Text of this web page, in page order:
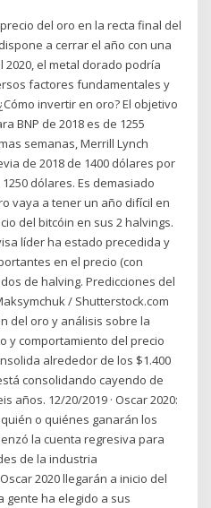
del oro en la recta final del
a cerrar el año con una
2020, el metal dorado podría
factores fundamentales y
invertir en oro? El objetivo
BNP de 2018 es de 1255
semanas, Merrill Lynch
de 2018 de 1400 dólares por
dólares. Es demasiado
vaya a tener un año difícil en
del bitcóin en sus 2 halvings.
líder ha estado precedida y
en el precio (con
de halving. Predicciones del
/ Shutterstock.com
del oro y análisis sobre la
y comportamiento del precio
alrededor de los $1.400
consolidando cayendo de
años. 12/20/2019 · Oscar 2020:
o quiénes ganarán los
la cuenta regresiva para
de la industria
2020 llegarán a inicio del
gente ha elegido a sus